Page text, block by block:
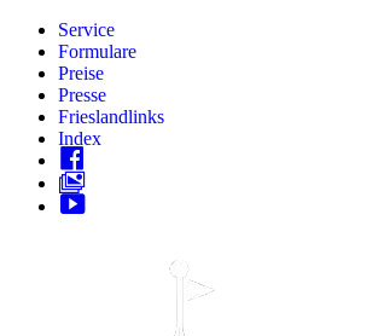
Zum
Inhalt
springen
Service
Formulare
Preise
Presse
Frieslandlinks
Index